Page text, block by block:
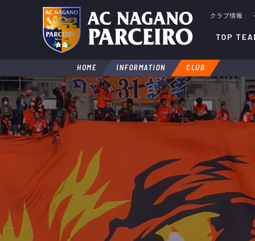
クラブ情報
TOP
HOME INFORMATION CLUB